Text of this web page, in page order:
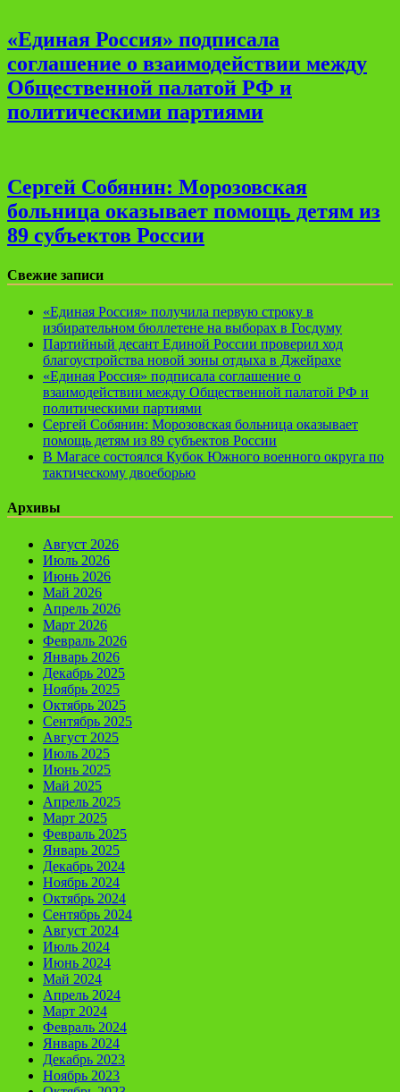
«Единая Россия» подписала
соглашение о взаимодействии между
Общественной палатой РФ и
политическими партиями
Сергей Собянин: Морозовская
больница оказывает помощь детям из
89 субъектов России
Свежие записи
«Единая Россия» получила первую строку в
избирательном бюллетене на выборах в Госдуму
Партийный десант Единой России проверил ход
благоустройства новой зоны отдыха в Джейрахе
«Единая Россия» подписала соглашение о
взаимодействии между Общественной палатой РФ и
политическими партиями
Сергей Собянин: Морозовская больница оказывает
помощь детям из 89 субъектов России
В Магасе состоялся Кубок Южного военного округа по
тактическому двоеборью
Архивы
Август 2026
Июль 2026
Июнь 2026
Май 2026
Апрель 2026
Март 2026
Февраль 2026
Январь 2026
Декабрь 2025
Ноябрь 2025
Октябрь 2025
Сентябрь 2025
Август 2025
Июль 2025
Июнь 2025
Май 2025
Апрель 2025
Март 2025
Февраль 2025
Январь 2025
Декабрь 2024
Ноябрь 2024
Октябрь 2024
Сентябрь 2024
Август 2024
Июль 2024
Июнь 2024
Май 2024
Апрель 2024
Март 2024
Февраль 2024
Январь 2024
Декабрь 2023
Ноябрь 2023